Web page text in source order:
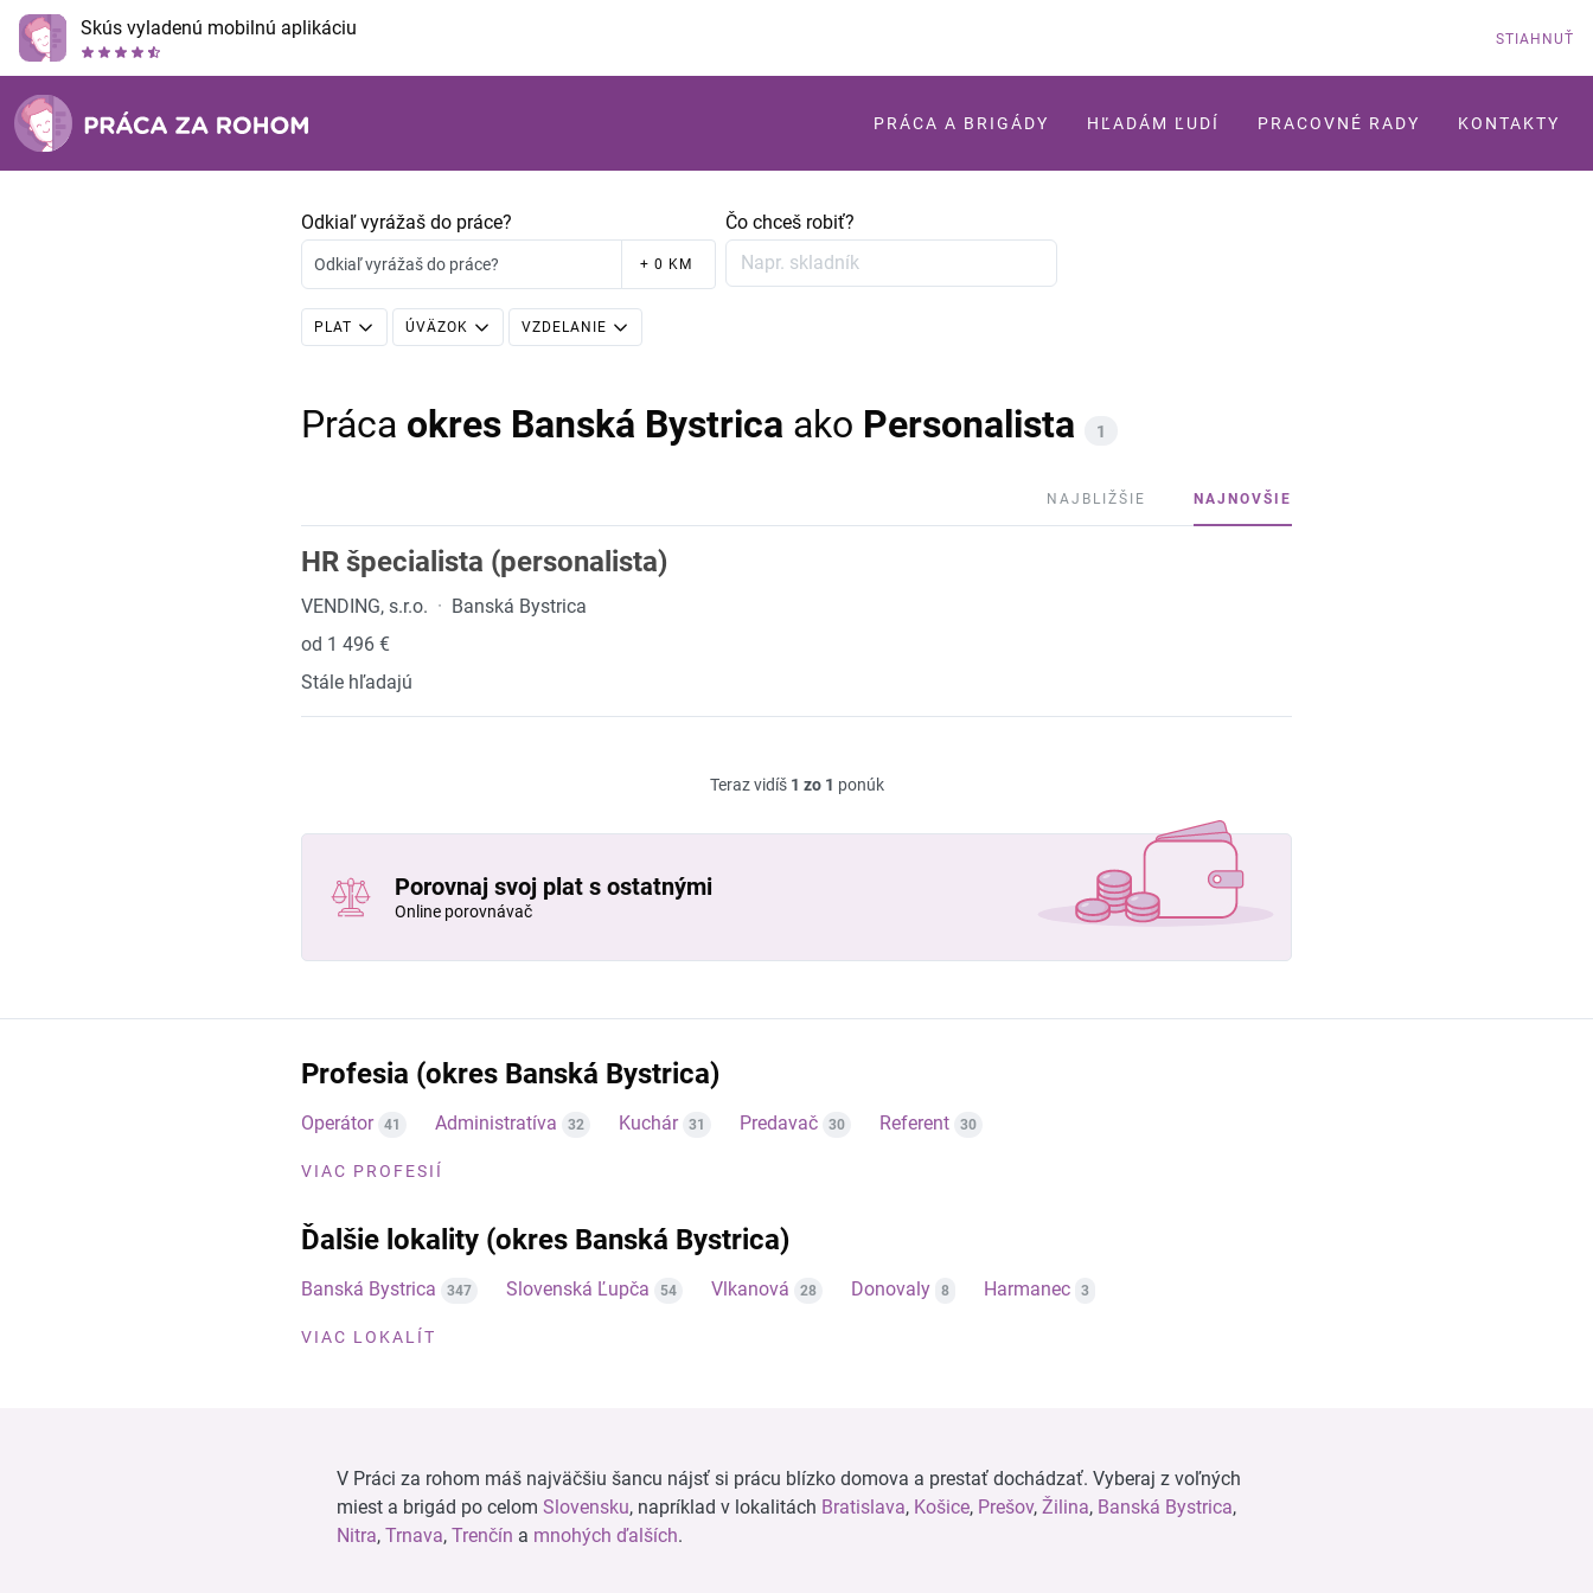
Skús vyladenú mobilnú aplikáciu STIAHNUŤ
PRÁCA A BRIGÁDY HĽADÁM ĽUDÍ PRACOVNÉ RADY KONTAKTY
Odkiaľ vyrážaš do práce?
Odkiaľ vyrážaš do práce? + 0 KM
Čo chceš robiť?
PLAT ÚVÄZOK VZDELANIE
Práca okres Banská Bystrica ako Personalista 1
NAJBLIŽŠIE NAJNOVŠIE
HR špecialista (personalista)
VENDING, s.r.o. · Banská Bystrica
od 1 496 €
Stále hľadajú
Teraz vidíš 1 zo 1 ponúk
Porovnaj svoj plat s ostatnými
Online porovnávač
Profesia (okres Banská Bystrica)
Operátor 41 Administratíva 32 Kuchár 31 Predavač 30 Referent 30
VIAC PROFESIÍ
Ďalšie lokality (okres Banská Bystrica)
Banská Bystrica 347 Slovenská Ľupča 54 Vlkanová 28 Donovaly 8 Harmanec 3
VIAC LOKALÍT
V Práci za rohom máš najväčšiu šancu nájsť si prácu blízko domova a prestať dochádzať. Vyberaj z voľných
miest a brigád po celom Slovensku, napríklad v lokalitách Bratislava, Košice, Prešov, Žilina, Banská Bystrica,
Nitra, Trnava, Trenčín a mnohých ďalších.